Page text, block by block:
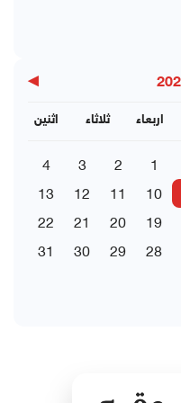
▶
اثنين ثلاثاء اربعاء
1
2
3
4
10
11
12
13
19
20
21
22
28
29
30
31